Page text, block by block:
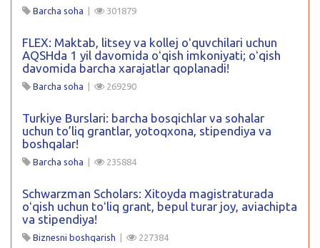
Barcha soha | 301879
FLEX: Maktab, litsey va kollej oʻquvchilari uchun
AQSHda 1 yil davomida oʻqish imkoniyati; oʻqish
davomida barcha xarajatlar qoplanadi!
Barcha soha | 269290
Turkiye Burslari: barcha bosqichlar va sohalar
uchun to’liq grantlar, yotoqxona, stipendiya va
boshqalar!
Barcha soha | 235884
Schwarzman Scholars: Xitoyda magistraturada
oʻqish uchun toʻliq grant, bepul turar joy, aviachipta
va stipendiya!
Biznesni boshqarish | 227384